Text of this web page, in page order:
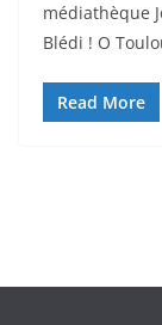
médiathèque
Blédi ! O
Read More